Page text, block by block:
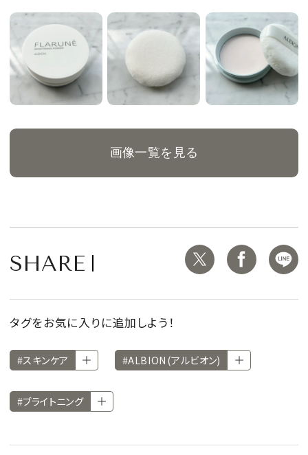
画像一覧を見る
SHARE
タグをお気に入りに追加しよう！
#スキンケア #ALBION(アルビオン)
#ブライトニング